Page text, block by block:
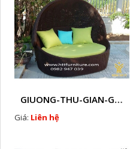
GIUONG-THU-GIAN-GIA-MAY-HTT - B58
Giá: Liên hệ